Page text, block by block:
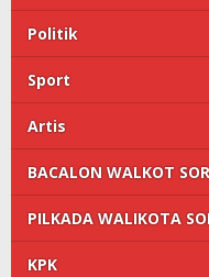
Politik
Sport
Artis
BACALON WALKOT
PILKADA WALIKOTA
KPK